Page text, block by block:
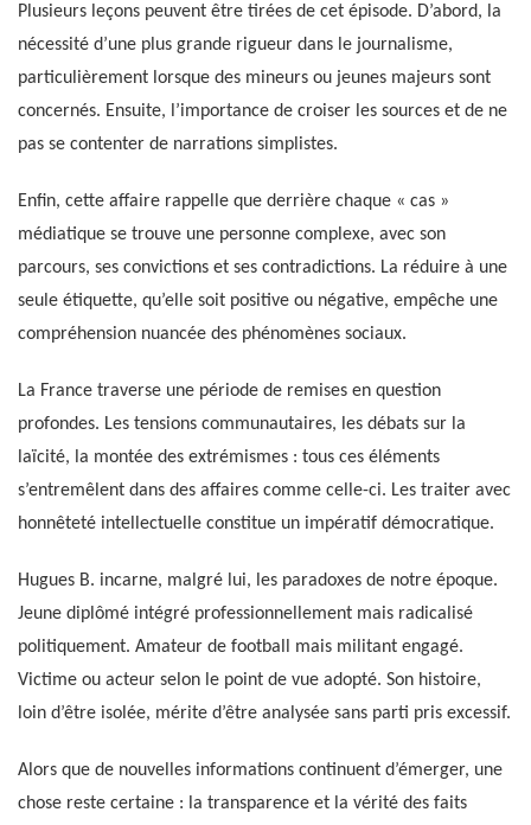
Plusieurs leçons peuvent être tirées de cet épisode. D’abord, la
nécessité d’une plus grande rigueur dans le journalisme,
particulièrement lorsque des mineurs ou jeunes majeurs sont
concernés. Ensuite, l’importance de croiser les sources et de ne
pas se contenter de narrations simplistes.
Enfin, cette affaire rappelle que derrière chaque « cas »
médiatique se trouve une personne complexe, avec son
parcours, ses convictions et ses contradictions. La réduire à une
seule étiquette, qu’elle soit positive ou négative, empêche une
compréhension nuancée des phénomènes sociaux.
La France traverse une période de remises en question
profondes. Les tensions communautaires, les débats sur la
laïcité, la montée des extrémismes : tous ces éléments
s’entremêlent dans des affaires comme celle-ci. Les traiter avec
honnêteté intellectuelle constitue un impératif démocratique.
Hugues B. incarne, malgré lui, les paradoxes de notre époque.
Jeune diplômé intégré professionnellement mais radicalisé
politiquement. Amateur de football mais militant engagé.
Victime ou acteur selon le point de vue adopté. Son histoire,
loin d’être isolée, mérite d’être analysée sans parti pris excessif.
Alors que de nouvelles informations continuent d’émerger, une
chose reste certaine : la transparence et la vérité des faits